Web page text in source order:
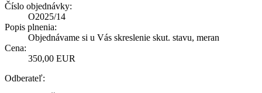
Číslo objednávky:
O2025/14
Popis plnenia:
Objednávame si u Vás skreslenie skut. stavu, meran
Cena:
350,00 EUR
Odberateľ: